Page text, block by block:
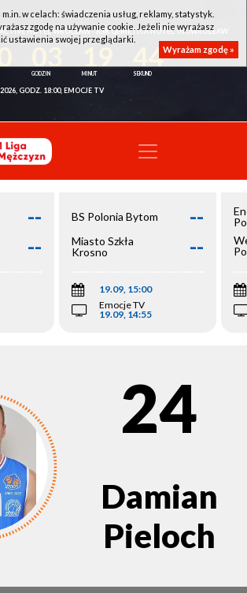
HOTEL WROCŁAW - KSK QEMETICA NOTEĆ INOWROCŁAW
44
GODZ. 18:00, EMOCJE TV
--
--
BS Polonia Bytom --
Miasto Szkła
Krosno
--
19.09, 15:00
Emocje TV
19.09, 14:55
24
Damian
Pieloch
w celach: świadczenia usług, reklamy, statystyk.
zgodę na używanie cookie. Jeżeli nie wyrażasz
ustawienia swojej przeglądarki.
Wyrażam zgodę »